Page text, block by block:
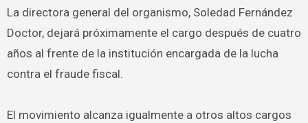
La directora general del organismo, Soledad Fernández
Doctor, dejará próximamente el cargo después de cuatro
años al frente de la institución encargada de la lucha
contra el fraude fiscal.
El movimiento alcanza igualmente a otros altos cargos